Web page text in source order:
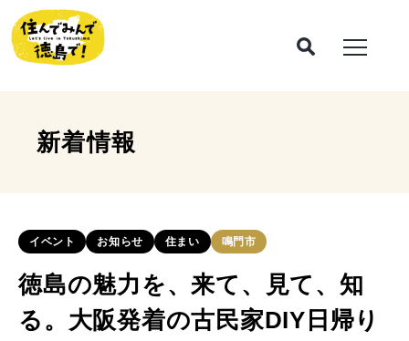
新着情報
イベント お知らせ 住まい 鳴門市
徳島の魅力を、来て、見て、知
る。大阪発着の古民家DIY日帰り